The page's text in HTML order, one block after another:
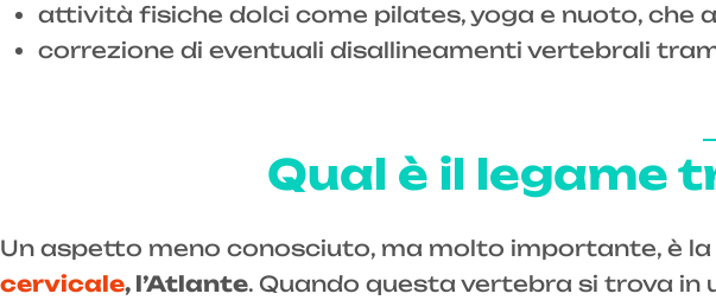
attività fisiche dolci come pilates, yoga e nuoto, che
correzione di eventuali disallineamenti vertebrali
Qual è il legame
Un aspetto meno conosciuto, ma molto importante, è la
cervicale, l’Atlante. Quando questa vertebra si trova